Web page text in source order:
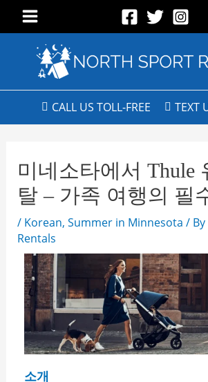
CALL US TOLL-FREE TEXT
미네소타에서 Thule
탈 – 가족 여행의 필
/ Korean, Summer in Minnesota / By
Rentals
소개